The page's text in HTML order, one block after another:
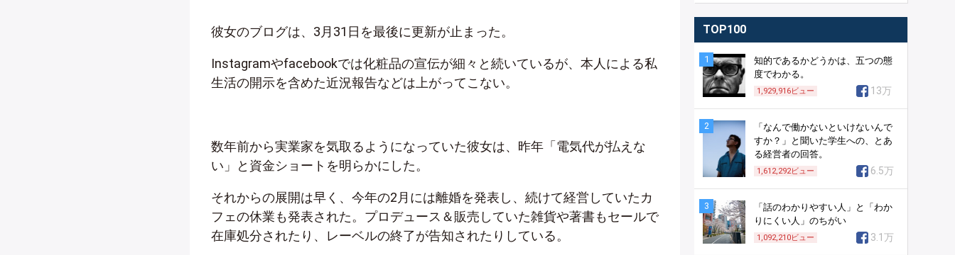
彼女のブログは、3月31日を最後に更新が止まった。
Instagramやfacebookでは化粧品の宣伝が細々と続いているが、本人による私
生活の開示を含めた近況報告などは上がってこない。
数年前から実業家を気取るようになっていた彼女は、昨年「電気代が払えな
い」と資金ショートを明らかにした。
それからの展開は早く、今年の2月には離婚を発表し、続けて経営していたカ
フェの休業も発表された。プロデュース＆販売していた雑貨や著書もセールで
在庫処分されたり、レーベルの終了が告知されたりしている。
TOP100
1
知的であるかどうかは、五つの態
度でわかる。
1,929,916ビュー 13万
2
「なんで働かないといけないんで
すか？」と聞いた学生への、とあ
る経営者の回答。
1,612,292ビュー 6.5万
3
「話のわかりやすい人」と「わか
りにくい人」のちがい
1,092,210ビュー 3.1万